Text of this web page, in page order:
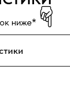
ниже*